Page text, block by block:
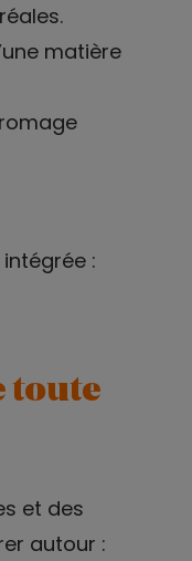
matière
:
toute
et des
autour :